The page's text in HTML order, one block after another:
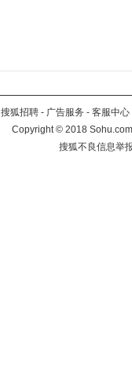
搜狐招聘 - 广告服务 - 客服中心
Copyright©2018
搜狐不良信息举